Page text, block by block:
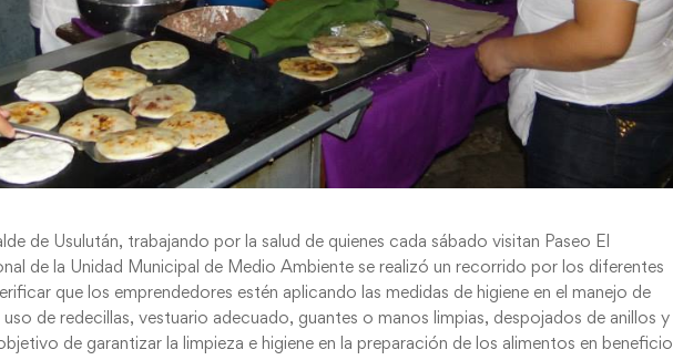
de Usulután, trabajando por la salud de quienes cada sábado visitan Paseo El
de la Unidad Municipal de Medio Ambiente se realizó un recorrido por los diferentes
que los emprendedores estén aplicando las medidas de higiene en el manejo de
de redecillas, vestuario adecuado, guantes o manos limpias, despojados de anillos y
de garantizar la limpieza e higiene en la preparación de los alimentos en beneficio